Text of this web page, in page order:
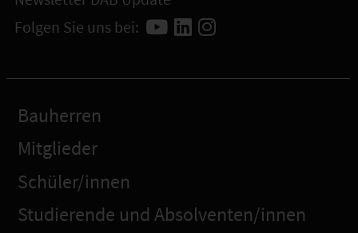
Folgen Sie uns bei:
Bauherren
Mitglieder
Schüler/innen
Studierende und Absolventen/innen